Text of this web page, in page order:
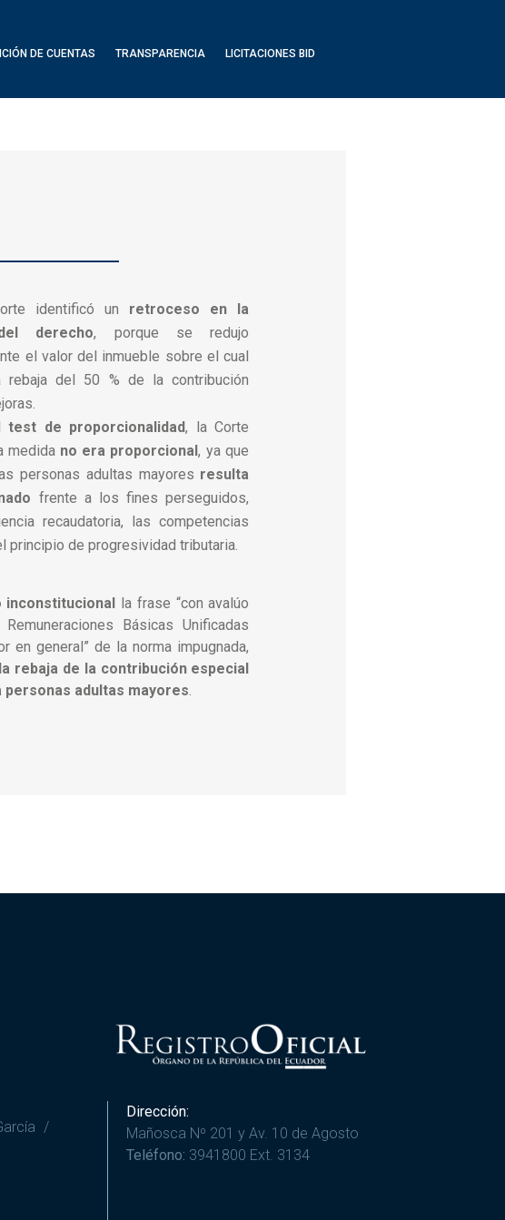
DE CUENTAS TRANSPARENCIA LICITACIONES BID
identificó un retroceso en la
derecho, porque se redujo
el valor del inmueble sobre el cual
rebaja del 50 % de la contribución
test de proporcionalidad, la Corte
medida no era proporcional, ya que
personas adultas mayores resulta
frente a los fines perseguidos,
recaudatoria, las competencias
principio de progresividad tributaria.
inconstitucional
la frase “con avalúo
Básicas Unificadas
en general” de la norma impugnada,
rebaja de la contribución especial
personas adultas mayores.
/
Dirección:
Mañosca Nº 201 y Av. 10 de Agosto
Teléfono: 3941800 Ext. 3134